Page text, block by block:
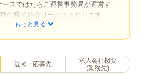
スではたらこ運営事務局が運営す
の職業紹介サービスとなります
もっと見る
選考・応募先
求人会社概要
(勤務先)